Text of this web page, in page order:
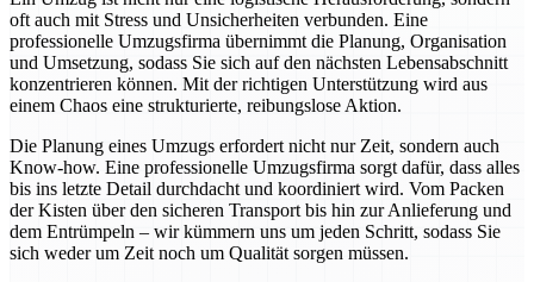
oft auch mit Stress und Unsicherheiten verbunden. Eine
professionelle Umzugsfirma übernimmt die Planung, Organisation
und Umsetzung, sodass Sie sich auf den nächsten Lebensabschnitt
konzentrieren können. Mit der richtigen Unterstützung wird aus
einem Chaos eine strukturierte, reibungslose Aktion.
Die Planung eines Umzugs erfordert nicht nur Zeit, sondern auch
Know-how. Eine professionelle Umzugsfirma sorgt dafür, dass alles
bis ins letzte Detail durchdacht und koordiniert wird. Vom Packen
der Kisten über den sicheren Transport bis hin zur Anlieferung und
dem Entrümpeln – wir kümmern uns um jeden Schritt, sodass Sie
sich weder um Zeit noch um Qualität sorgen müssen.